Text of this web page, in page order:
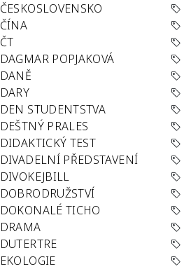
ČESKOSLOVENSKO
ČÍNA
ČT
DAGMAR POPJAKOVÁ
DANĚ
DARY
DEN STUDENTSTVA
DEŠTNÝ PRALES
DIDAKTICKÝ TEST
DIVADELNÍ PŘEDSTAVENÍ
DIVOKEJBILL
DOBRODRUŽSTVÍ
DOKONALÉ TICHO
DRAMA
DUTERTRE
EKOLOGIE